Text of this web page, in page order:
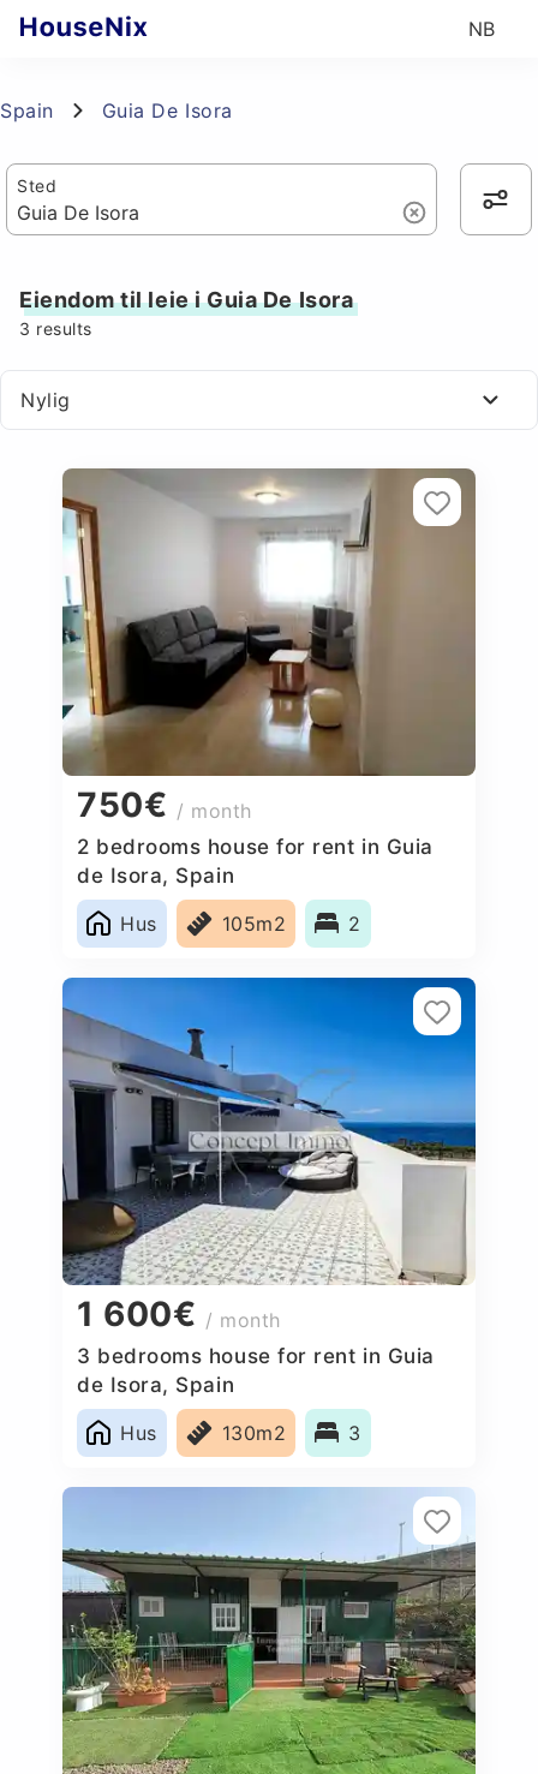
NB
Spain Guia De Isora
Sted
Eiendom til leie i Guia De Isora
3 results
Nylig
750€ / month
2 bedrooms house for rent in Guia
de Isora, Spain
Hus
105m2 2
1 600€ / month
3 bedrooms house for rent in Guia
de Isora, Spain
Hus
130m2 3